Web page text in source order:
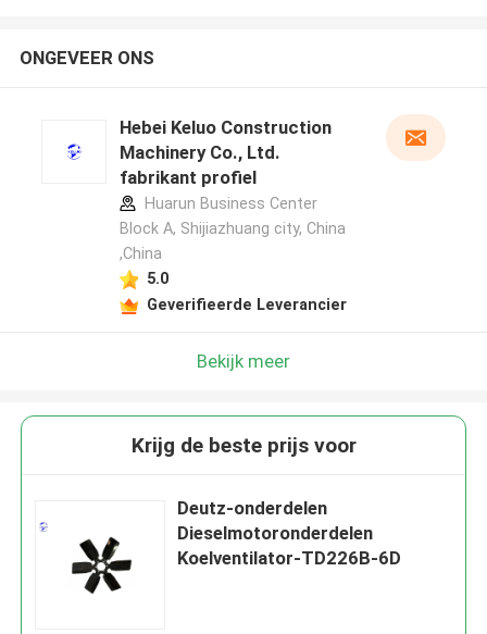
ONGEVEER ONS
Hebei Keluo Construction
Machinery Co., Ltd.
fabrikant profiel
Huarun Business Center
Block A, Shijiazhuang city, China
,China
5.0
Geverifieerde Leverancier
Bekijk meer
Krijg de beste prijs voor
Deutz-onderdelen
Dieselmotoronderdelen
Koelventilator-TD226B-6D